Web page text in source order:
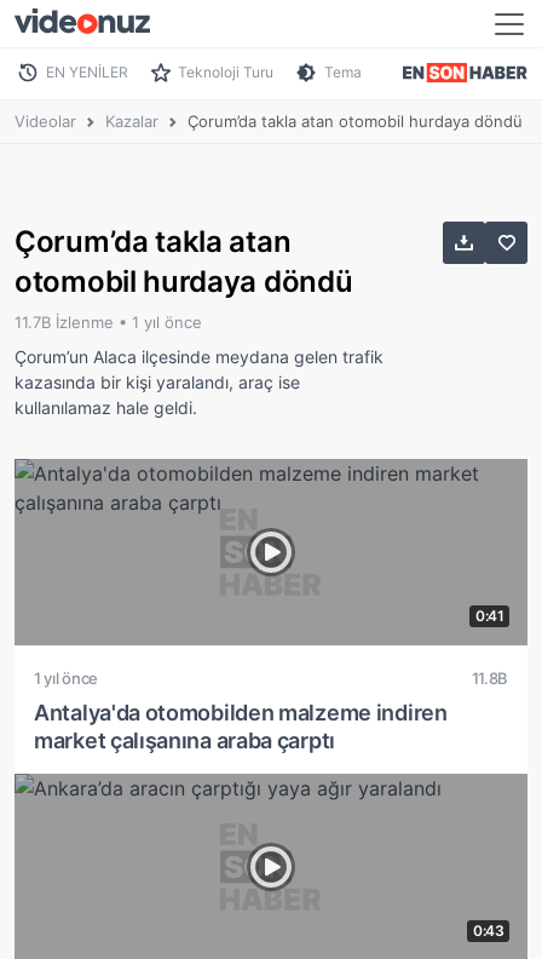
EN YENİLER Teknoloji Turu Tema
Videolar Kazalar Çorum’da takla atan otomobil hurdaya döndü
Çorum’da takla atan
otomobil hurdaya döndü
11.7B İzlenme • 1 yıl önce
Çorum’un Alaca ilçesinde meydana gelen trafik
kazasında bir kişi yaralandı, araç ise
kullanılamaz hale geldi.
0:41
1 yıl önce 11.8B
Antalya'da otomobilden malzeme indiren
market çalışanına araba çarptı
0:43